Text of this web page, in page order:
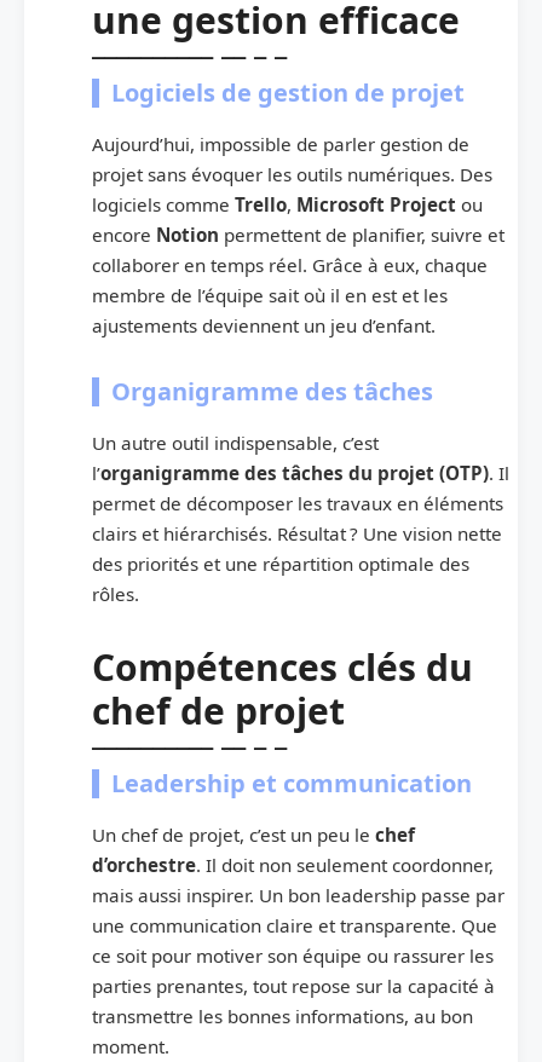
une gestion efficace
Logiciels de gestion de projet
Aujourd’hui, impossible de parler gestion de
projet sans évoquer les outils numériques. Des
logiciels comme Trello, Microsoft Project ou
encore Notion permettent de planifier, suivre et
collaborer en temps réel. Grâce à eux, chaque
membre de l’équipe sait où il en est et les
ajustements deviennent un jeu d’enfant.
Organigramme des tâches
Un autre outil indispensable, c’est
l’organigramme des tâches du projet (OTP). Il
permet de décomposer les travaux en éléments
clairs et hiérarchisés. Résultat ? Une vision nette
des priorités et une répartition optimale des
rôles.
Compétences clés du
chef de projet
Leadership et communication
Un chef de projet, c’est un peu le chef
d’orchestre. Il doit non seulement coordonner,
mais aussi inspirer. Un bon leadership passe par
une communication claire et transparente. Que
ce soit pour motiver son équipe ou rassurer les
parties prenantes, tout repose sur la capacité à
transmettre les bonnes informations, au bon
moment.